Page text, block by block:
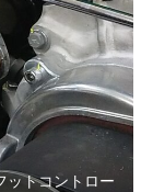
ットコントロー